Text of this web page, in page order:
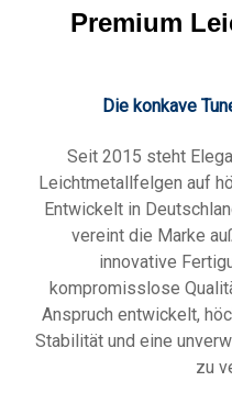
Premium
Die konkave
Seit 2015 steht
Leichtmetallfelgen auf
Entwickelt in
vereint die Marke
innovative
kompromisslose
Anspruch entwickelt,
Stabilität und eine
zu